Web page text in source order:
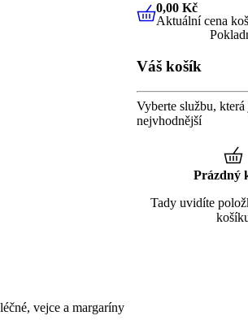
vejce a margaríny
0,00 Kč
0,00 Kč
Aktuální cena
Váš košík
Vyberte službu,
nejvhodnější
Prázdný
Tady uvidíte